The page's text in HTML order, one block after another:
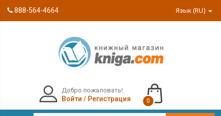
888-564-4664 Язык (RU)
Добро пожаловать!
Войти / Регистрация 0